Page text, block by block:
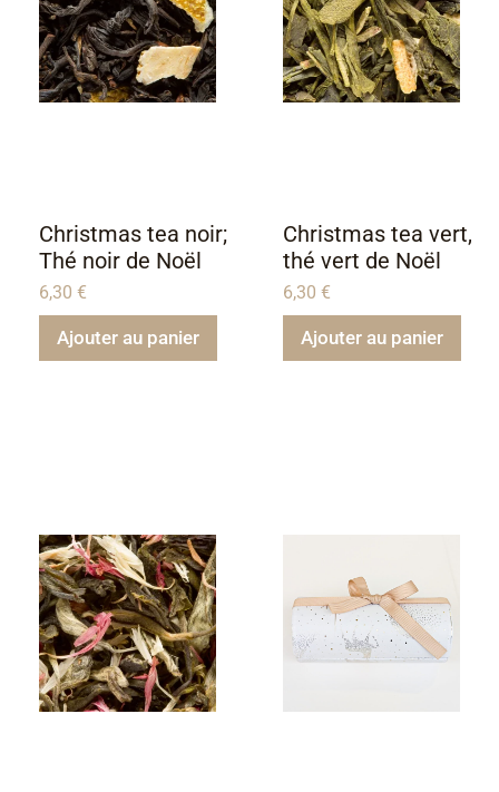
Christmas tea noir;
Thé noir de Noël
6,30 €
Ajouter au panier
Christmas tea vert,
thé vert de Noël
6,30 €
Ajouter au panier